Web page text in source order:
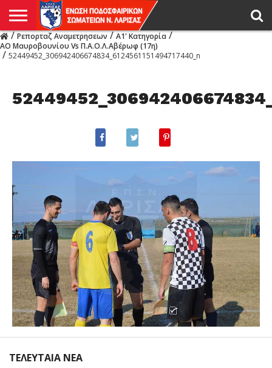
Η
ΕΝΩΣΗ
ΑΓΩΝΙΣΤΙΚΑ
ΜΙΚΤΉ
ΔΙΑΙΤΗΣΙΑ
ΠΡΩΤΑΘΛΗΜΑΤΑ
ΥΠΟΔΟΜΕΣ
ΚΥΠΕΛΛΟ
ΑΜΕΣΑ
ΑΠΟΤΕΛΕΣΜΑΤΑ
LIVE
ΝΕΑ
ΠΡΩΤΑΘΛΗΜΑΤΑ
ΚΥΠΕΛΛΟ
ΥΠΟΔΟΜΕΣ
ΠΕΙΘΑΡΧΙΚΟ
ΜΙΚΤΗ
ΛΑΡΙΣΑΣ
ΠΑΡΑΤΗΡΗΤΕΣ
ΠΡΟΠΟΝΗΤΕΣ
ΔΙΑΙΤΗΤΕΣ
VIDEO
ΓΕΝΙΚΑ
ΑΦΙΕΡΩΜΑΤΑ
ΕΚΔΗΛΩΣΕΙΣ
ΕΠΙΚΟΙΝΩΝΙΑ
/Ρεπορταζ Αναμετρησεων/Α1' Κατηγορία/
ΑΟ Μαυροβουνίου Vs Π.Α.Ο.Λ.Αβέρωφ (17η)
/ 52449452_306942406674834_6124561151494717440_n
ΤΕΛΕΥΤΑΙΑ ΝΕΑ